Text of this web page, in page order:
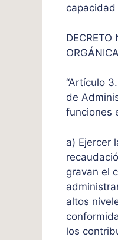
“Artículo
de
funciones
a) Ejercer
gravan el
altos
los